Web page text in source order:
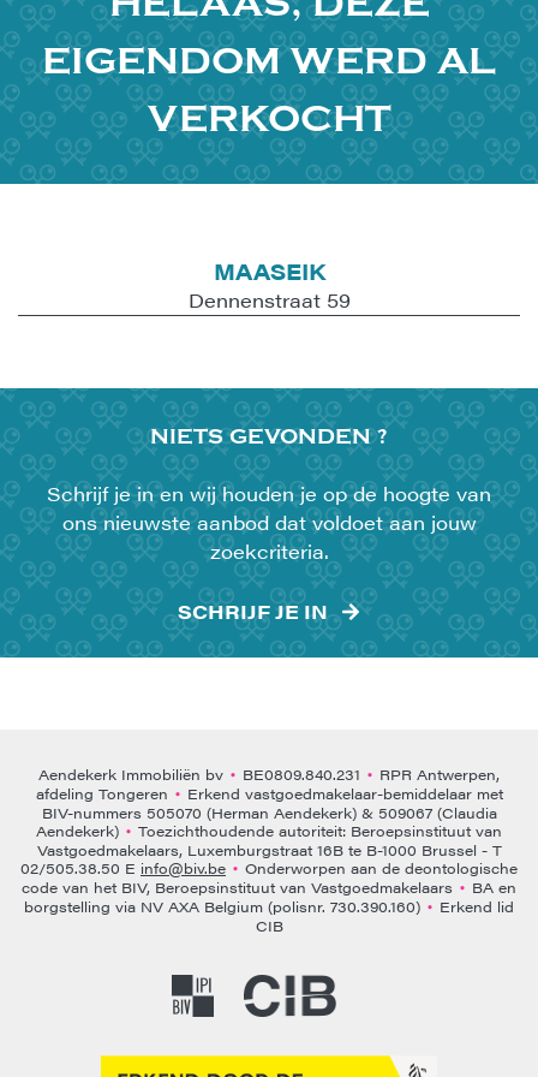
EIGENDOM WERD AL
VERKOCHT
MAASEIK
Dennenstraat 59
NIETSGEVONDEN ?
Schrijf je in en wij houden je op de hoogte van
ons nieuwste aanbod dat voldoet aan jouw
zoekcriteria.
SCHRIJF JE IN
Aendekerk Immobiliën bv • BE0809.840.231 • RPR Antwerpen,
afdeling Tongeren • Erkend vastgoedmakelaar-bemiddelaar met
BIV-nummers 505070 (Herman Aendekerk) & 509067 (Claudia
Aendekerk) • Toezichthoudende autoriteit: Beroepsinstituut van
Vastgoedmakelaars, Luxemburgstraat 16B te B-1000 Brussel - T
02/505.38.50 E info@biv.be • Onderworpen aan de deontologische
code van het BIV, Beroepsinstituut van Vastgoedmakelaars • BA en
borgstelling via NV AXA Belgium (polisnr. 730.390.160) • Erkend lid
CIB